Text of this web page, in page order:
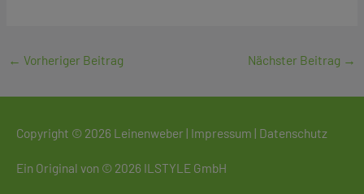
← Vorheriger Beitrag Nächster Beitrag →
Copyright © 2026 Leinenweber | Impressum | Datenschutz
Ein Original von © 2026 ILSTYLE GmbH